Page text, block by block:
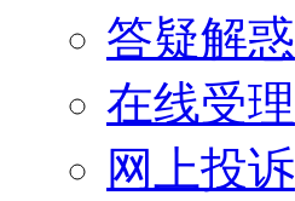
答疑解惑
在线受理
网上投诉